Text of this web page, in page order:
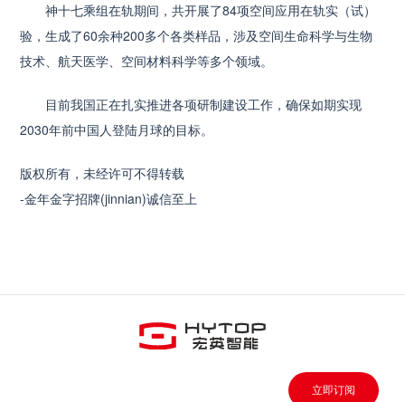
神十七乘组在轨期间，共开展了84项空间应用在轨实（试）
验，生成了60余种200多个各类样品，涉及空间生命科学与生物
技术、航天医学、空间材料科学等多个领域。
目前我国正在扎实推进各项研制建设工作，确保如期实现
2030年前中国人登陆月球的目标。
版权所有，未经许可不得转载
-金年金字招牌(jinnian)诚信至上
立即订阅